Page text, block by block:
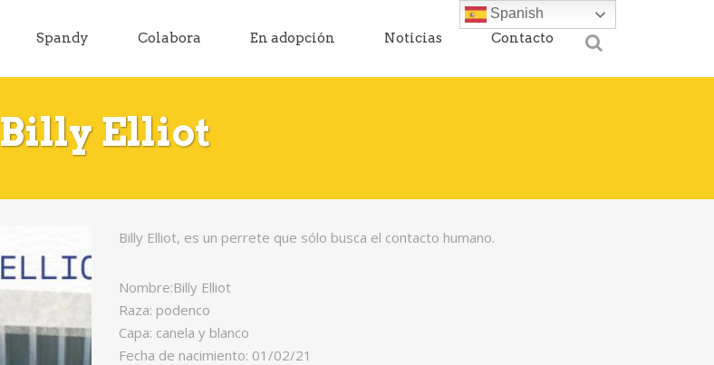
Spandy Colabora En adopción Noticias Contacto
Billy Elliot
Billy Elliot, es un perrete que sólo busca el contacto humano.
Nombre:Billy Elliot
Raza: podenco
Capa: canela y blanco
Fecha de nacimiento: 01/02/21
Spanish